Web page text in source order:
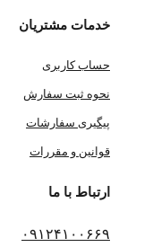
خدمات مشتریان
حساب کاربری
نحوه ثبت سفارش
پیگیری سفارشات
قوانین و مقررات
ارتباط با ما
۰۹۱۲۴۱۰۰۶۶۹